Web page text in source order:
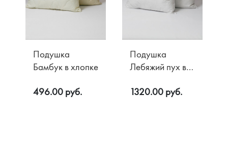
Подушка
Бамбук в хлопке
496.00 руб.
Подушка
Лебяжий пух в
1320.00 руб.